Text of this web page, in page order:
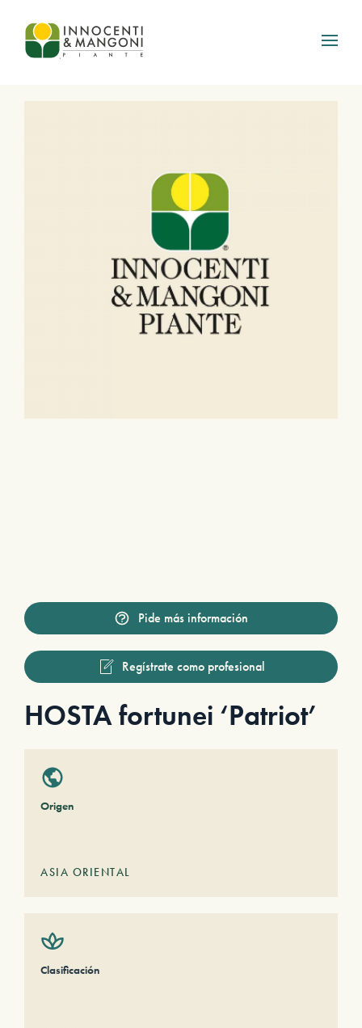
Skip to main content
Pide más información
Regístrate como profesional
HOSTA fortunei ‘Patriot’
Origen
ASIA ORIENTAL
Clasificación